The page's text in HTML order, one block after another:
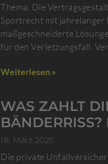
Thema. Die
Sportrecht mit
maßgeschneiderte
für den Verletzungsfall.
Weiterlesen »
WAS ZAHLT
BÄNDERRISS?
18. März 2025
Die private